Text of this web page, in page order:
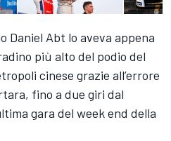
Daniel Abt lo aveva appena
più alto del podio del
cinese grazie all’errore
fino a due giri dal
gara del week end della